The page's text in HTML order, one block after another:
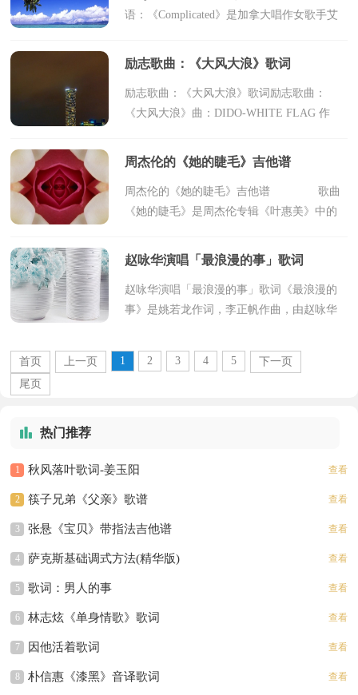
语：《Complicated》是加拿大唱作女歌手艾
谱由艾薇儿·拉维尼、劳伦·克里斯蒂、斯科特
励志歌曲：《大风大浪》歌词
励志歌曲：《大风大浪》歌词励志歌曲：
《大风大浪》曲：DIDO-WHITE FLAG 作
眼泪我是 应该 停下呢 或 继续 走下去路还正
周杰伦的《她的睫毛》吉他谱
周杰伦的《她的睫毛》吉他谱 歌曲
《她的睫毛》是周杰伦专辑《叶惠美》中的
年7月29日由阿尔法唱片公司发行。下面是小
赵咏华演唱「最浪漫的事」歌词
赵咏华演唱「最浪漫的事」歌词《最浪漫的
事》是姚若龙作词，李正帆作曲，由赵咏华
后，因台湾歌手赵咏华的精彩演唱曾经风靡
一时。特别是歌词...
首页 上一页 1 2 3 4 5
下一页
尾页
热门推荐
1 秋风落叶歌词-姜玉阳 查看
2 筷子兄弟《父亲》歌谱 查看
3 张悬《宝贝》带指法吉他谱 查看
4 萨克斯基础调式方法(精华版) 查看
5 歌词：男人的事 查看
6 林志炫《单身情歌》歌词 查看
7 因他活着歌词 查看
8 朴信惠《漆黑》音译歌词 查看